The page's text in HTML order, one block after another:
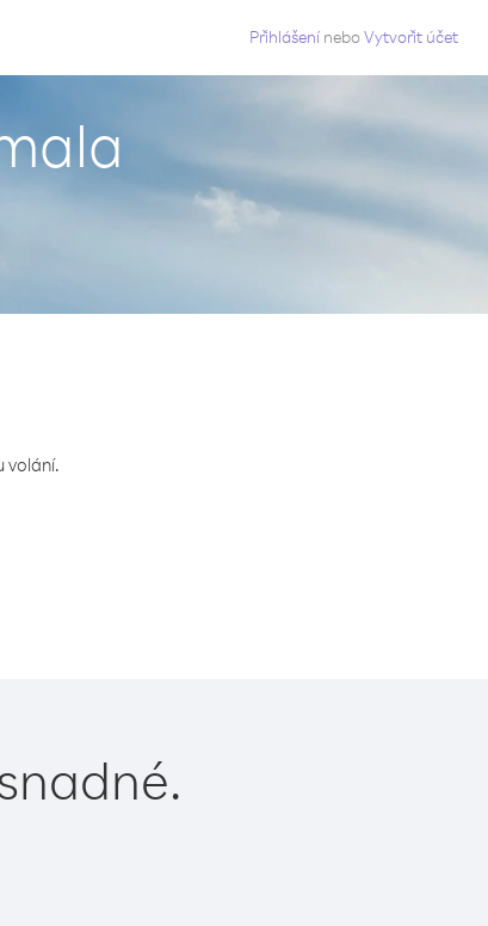
Přihlášení neboVytvořit účet
volání.